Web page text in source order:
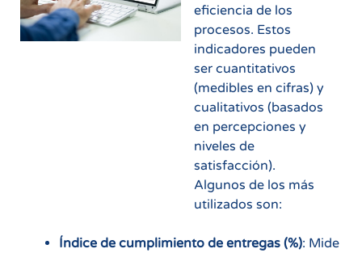
eficiencia de los
procesos. Estos
indicadores pueden
ser cuantitativos
(medibles en cifras) y
cualitativos (basados
en percepciones y
niveles de
satisfacción).
Algunos de los más
utilizados son:
Índice de cumplimiento de entregas (%): Mide